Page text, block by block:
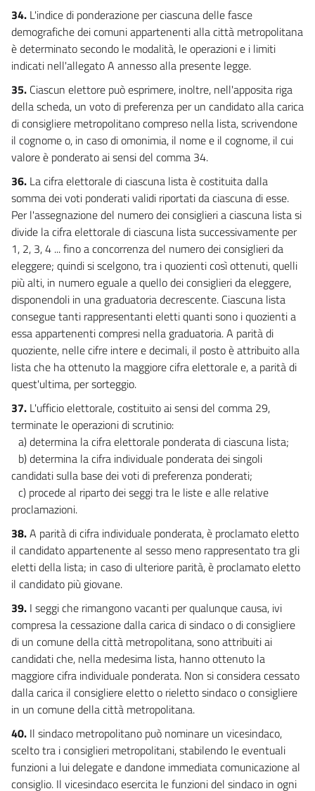
34. L'indice di ponderazione per ciascuna delle fasce
demografiche dei comuni appartenenti alla città metropolitana
è determinato secondo le modalità, le operazioni e i limiti
indicati nell'allegato A annesso alla presente legge.
35. Ciascun elettore può esprimere, inoltre, nell'apposita riga
della scheda, un voto di preferenza per un candidato alla carica
di consigliere metropolitano compreso nella lista, scrivendone
il cognome o, in caso di omonimia, il nome e il cognome, il cui
valore è ponderato ai sensi del comma 34.
36. La cifra elettorale di ciascuna lista è costituita dalla
somma dei voti ponderati validi riportati da ciascuna di esse.
Per l'assegnazione del numero dei consiglieri a ciascuna lista si
divide la cifra elettorale di ciascuna lista successivamente per
1, 2, 3, 4 ... fino a concorrenza del numero dei consiglieri da
eleggere; quindi si scelgono, tra i quozienti così ottenuti, quelli
più alti, in numero eguale a quello dei consiglieri da eleggere,
disponendoli in una graduatoria decrescente. Ciascuna lista
consegue tanti rappresentanti eletti quanti sono i quozienti a
essa appartenenti compresi nella graduatoria. A parità di
quoziente, nelle cifre intere e decimali, il posto è attribuito alla
lista che ha ottenuto la maggiore cifra elettorale e, a parità di
quest'ultima, per sorteggio.
37. L'ufficio elettorale, costituito ai sensi del comma 29,
terminate le operazioni di scrutinio:
a) determina la cifra elettorale ponderata di ciascuna lista;
b) determina la cifra individuale ponderata dei singoli
candidati sulla base dei voti di preferenza ponderati;
c) procede al riparto dei seggi tra le liste e alle relative
proclamazioni.
38.A parità di cifra individuale ponderata, è proclamato eletto
il candidato appartenente al sesso meno rappresentato tra gli
eletti della lista; in caso di ulteriore parità, è proclamato eletto
il candidato più giovane.
39. I seggi che rimangono vacanti per qualunque causa, ivi
compresa la cessazione dalla carica di sindaco o di consigliere
di un comune della città metropolitana, sono attribuiti ai
candidati che, nella medesima lista, hanno ottenuto la
maggiore cifra individuale ponderata. Non si considera cessato
dalla carica il consigliere eletto o rieletto sindaco o consigliere
in un comune della città metropolitana.
40. Il sindaco metropolitano può nominare un vicesindaco,
scelto tra i consiglieri metropolitani, stabilendo le eventuali
funzioni a lui delegate e dandone immediata comunicazione al
consiglio. Il vicesindaco esercita le funzioni del sindaco in ogni